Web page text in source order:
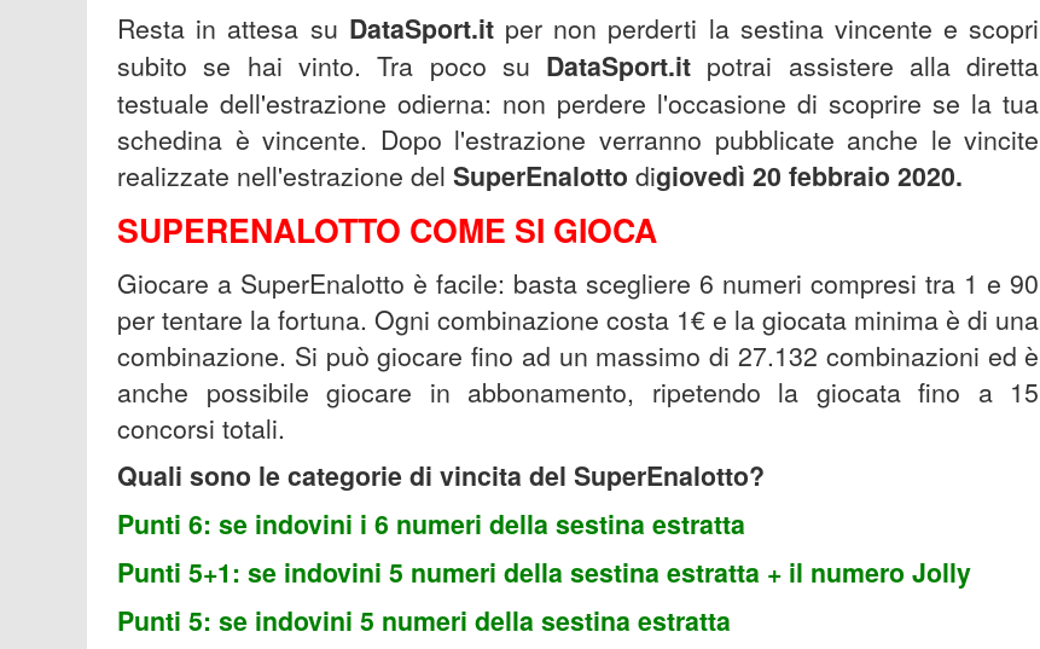
Resta in attesa su DataSport.it per non perderti la sestina vincente e scopri
subito se hai vinto. Tra poco su DataSport.it potrai assistere alla diretta
testuale dell'estrazione odierna: non perdere l'occasione di scoprire se la tua
schedina è vincente. Dopo l'estrazione verranno pubblicate anche le vincite
realizzate nell'estrazione del SuperEnalotto digiovedì 20 febbraio 2020.
SUPERENALOTTO COME SI GIOCA
Giocare a SuperEnalotto è facile: basta scegliere 6 numeri compresi tra 1 e 90
per tentare la fortuna. Ogni combinazione costa 1€ e la giocata minima è di una
combinazione. Si può giocare fino ad un massimo di 27.132 combinazioni ed è
anche possibile giocare in abbonamento, ripetendo la giocata fino a 15
concorsi totali.
Quali sono le categorie di vincita del SuperEnalotto?
Punti 6: se indovini i 6 numeri della sestina estratta
Punti 5+1: se indovini 5 numeri della sestina estratta + il numero Jolly
Punti 5: se indovini 5 numeri della sestina estratta